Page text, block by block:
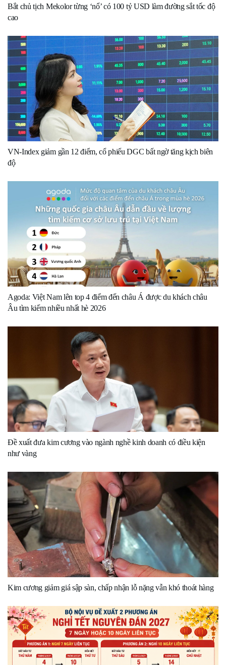
Bắt chủ tịch Mekolor từng ‘nổ’ có 100 tỷ USD làm đường sắt tốc độ
cao
VN-Index giảm gần 12 điểm, cổ phiếu DGC bất ngờ tăng kịch biên
độ
Agoda: Việt Nam lên top 4 điểm đến châu Á được du khách châu
Âu tìm kiếm nhiều nhất hè 2026
Đề xuất đưa kim cương vào ngành nghề kinh doanh có điều kiện
như vàng
Kim cương giảm giá sập sàn, chấp nhận lỗ nặng vẫn khó thoát hàng